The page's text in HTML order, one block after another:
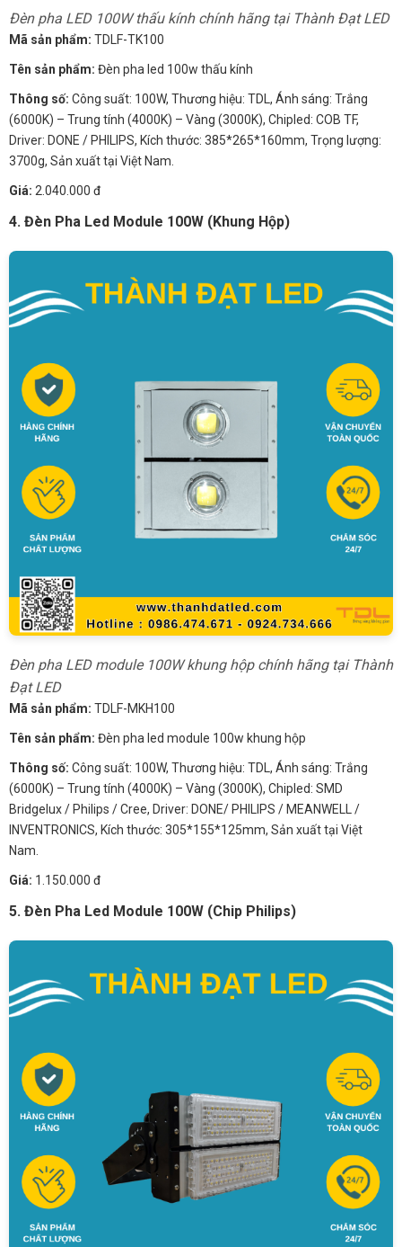
Đèn pha LED 100W thấu kính chính hãng tại Thành Đạt LED
Mã sản phẩm: TDLF-TK100
Tên sản phẩm: Đèn pha led 100w thấu kính
Thông số: Công suất: 100W, Thương hiệu: TDL, Ánh sáng: Trắng
(6000K) – Trung tính (4000K) – Vàng (3000K), Chipled: COB TF,
Driver: DONE / PHILIPS, Kích thước: 385*265*160mm, Trọng lượng:
3700g, Sản xuất tại Việt Nam.
Giá: 2.040.000 đ
4. Đèn Pha Led Module 100W (Khung Hộp)
Đèn pha LED module 100W khung hộp chính hãng tại Thành
Đạt LED
Mã sản phẩm: TDLF-MKH100
Tên sản phẩm: Đèn pha led module 100w khung hộp
Thông số: Công suất: 100W, Thương hiệu: TDL, Ánh sáng: Trắng
(6000K) – Trung tính (4000K) – Vàng (3000K), Chipled: SMD
Bridgelux / Philips / Cree, Driver: DONE/ PHILIPS / MEANWELL /
INVENTRONICS, Kích thước: 305*155*125mm, Sản xuất tại Việt
Nam.
Giá: 1.150.000 đ
5. Đèn Pha Led Module 100W (Chip Philips)